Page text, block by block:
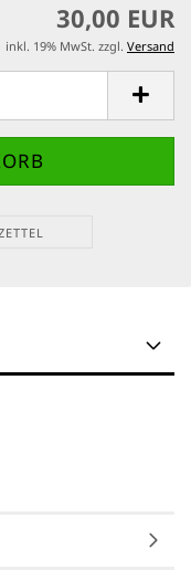
30,00 EUR
inkl. 19% MwSt. zzgl. Versand